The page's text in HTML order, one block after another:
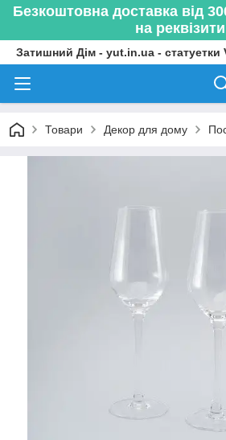
Безкоштовна доставка від
на реквізити
Затишний Дім - yut.in.ua - статуетки
Товари Декор для дому